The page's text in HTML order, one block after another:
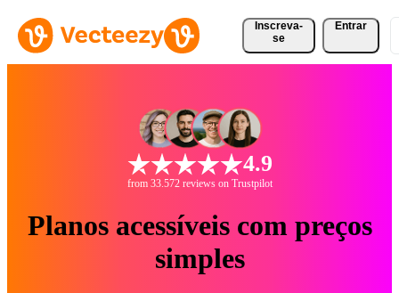
Inscreva-
se
Entrar
4.9
from 33.572 reviews on Trustpilot
Planos acessíveis com preços
simples